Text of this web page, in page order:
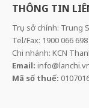
THÔNG TIN
Trụ sở chính: Trung
Tel/Fax: 1900 066 698
Chi nhánh: KCN
Email:
Mã số thuế: